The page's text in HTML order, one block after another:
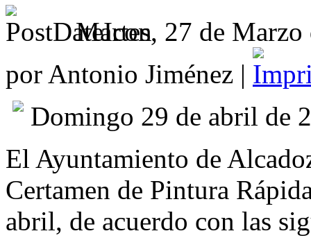
Martes, 27 de
por Antonio Jiménez |
Domingo 29 de abril de
El Ayuntamiento de
Certamen de Pintura
abril, de acuerdo con las